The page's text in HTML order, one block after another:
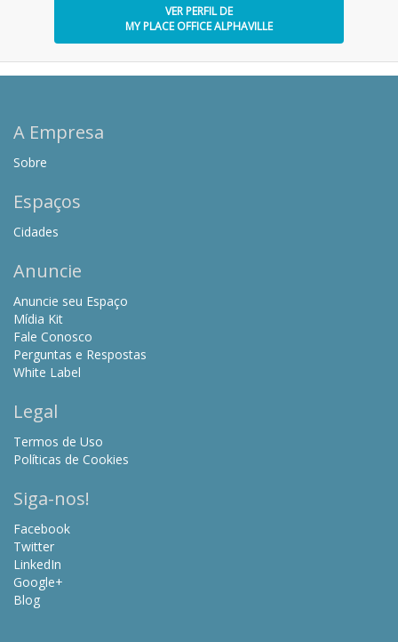
VER PERFIL DE
MY PLACE OFFICE ALPHAVILLE
A Empresa
Sobre
Espaços
Cidades
Anuncie
Anuncie seu Espaço
Mídia Kit
Fale Conosco
Perguntas e Respostas
White Label
Legal
Termos de Uso
Políticas de Cookies
Siga-nos!
Facebook
Twitter
LinkedIn
Google+
Blog